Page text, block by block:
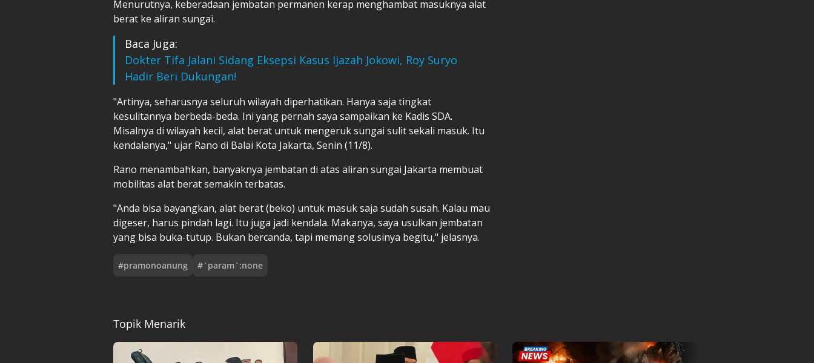
Menurutnya, keberadaan jembatan permanen kerap menghambat masuknya alat
berat ke aliran sungai.
Baca Juga:
Dokter Tifa Jalani Sidang Eksepsi Kasus Ijazah Jokowi, Roy Suryo
Hadir Beri Dukungan!
"Artinya, seharusnya seluruh wilayah diperhatikan. Hanya saja tingkat
kesulitannya berbeda-beda. Ini yang pernah saya sampaikan ke Kadis SDA.
Misalnya di wilayah kecil, alat berat untuk mengeruk sungai sulit sekali masuk. Itu
kendalanya," ujar Rano di Balai Kota Jakarta, Senin (11/8).
Rano menambahkan, banyaknya jembatan di atas aliran sungai Jakarta membuat
mobilitas alat berat semakin terbatas.
"Anda bisa bayangkan, alat berat (beko) untuk masuk saja sudah susah. Kalau mau
digeser, harus pindah lagi. Itu juga jadi kendala. Makanya, saya usulkan jembatan
yang bisa buka-tutup. Bukan bercanda, tapi memang solusinya begitu," jelasnya.
#pramonoanung #`param`:none
Topik Menarik